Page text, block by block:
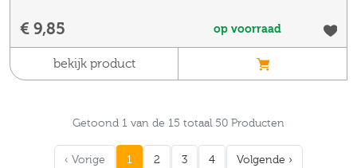
€ 9,85 op voorraad
bekijk product
Getoond 1 van de 15 totaal 50 Producten
‹ Vorige 1 2 3 4 Volgende ›